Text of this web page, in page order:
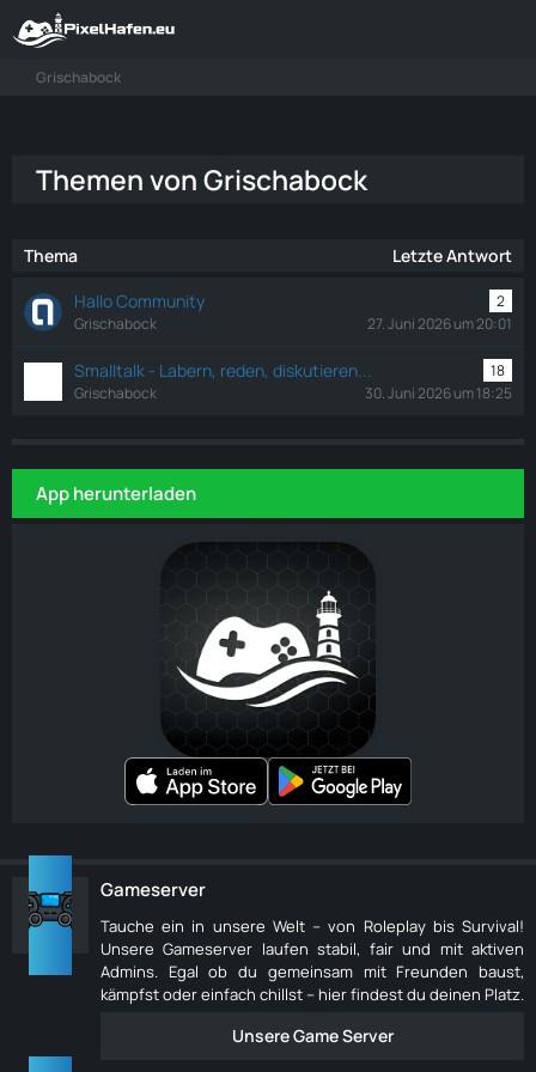
Grischabock
Themen von Grischabock
Thema
Letzte Antwort
Hallo Community
2
Grischabock
27. Juni 2026 um 20:01
Smalltalk - Labern, reden, diskutieren...
18
Grischabock
30. Juni 2026 um 18:25
App herunterladen
Gameserver
Tauche ein in unsere Welt – von Roleplay bis Survival!
Unsere Gameserver laufen stabil, fair und mit aktiven
Admins. Egal ob du gemeinsam mit Freunden baust,
kämpfst oder einfach chillst – hier findest du deinen Platz.
Unsere Game Server